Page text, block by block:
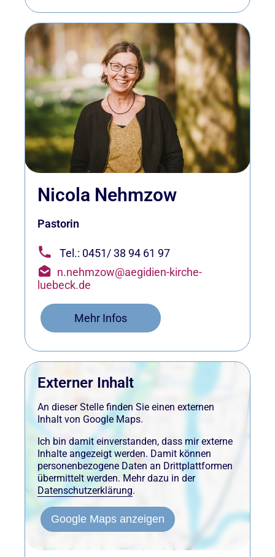
Nicola Nehmzow
Pastorin
Tel.: 0451/ 38 94 61 97
n.nehmzow@aegidien-kirche-
luebeck.de
Mehr Infos
Externer Inhalt
An dieser Stelle finden Sie einen externen
Inhalt von Google Maps.
Ich bin damit einverstanden, dass mir externe
Inhalte angezeigt werden. Damit können
personenbezogene Daten an Drittplattformen
übermittelt werden. Mehr dazu in der
Datenschutzerklärung.
Google Maps anzeigen